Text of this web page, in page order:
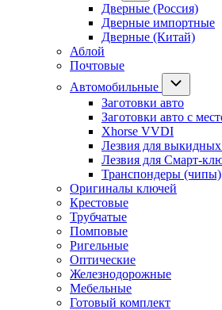
Дверные (Россия)
Дверные импортные
Дверные (Китай)
Аблой
Почтовые
Автомобильные
Заготовки авто
Заготовки авто с
Xhorse VVDI
Лезвия для
Лезвия для Смарт-
Транспондеры (чипы)
Оригиналы ключей
Крестовые
Трубчатые
Помповые
Ригельные
Оптические
Железнодорожные
Мебельные
Готовый комплект